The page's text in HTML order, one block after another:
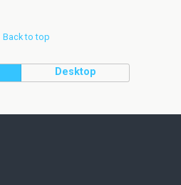
Back to top
Desktop